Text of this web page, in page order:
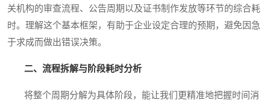
关机构的审查流程、公告周期以及证书制作发放等环节的综合耗
时。理解这个基本框架，有助于企业设定合理的预期，避免因急
于求成而做出错误决策。
二、流程拆解与阶段耗时分析
将整个周期分解为具体阶段，能让我们更精准地把握时间消